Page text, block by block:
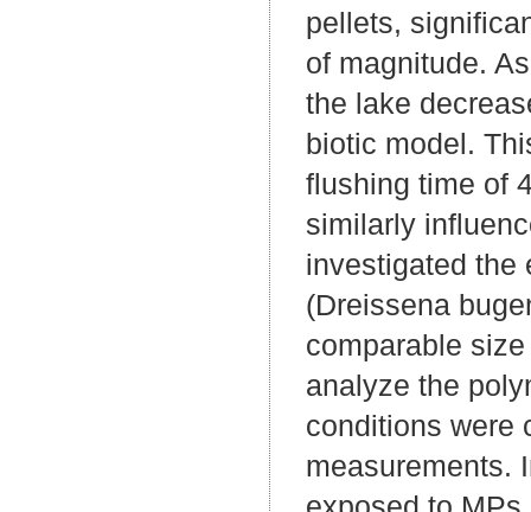
pellets,
of magnitude.
the lake
biotic model.
flushing time of
similarly
investigated the
(Dreissena
comparable
analyze the
conditions were
measurements.